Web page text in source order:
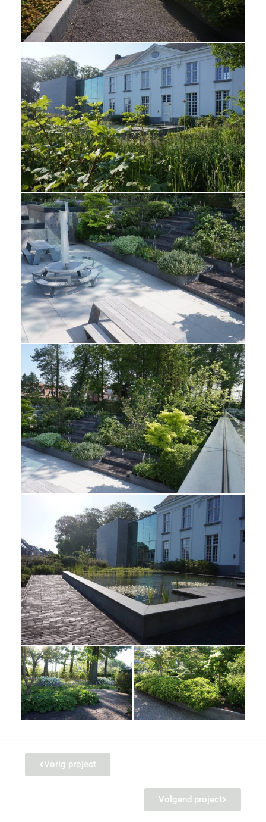
Vorig project
Volgend project